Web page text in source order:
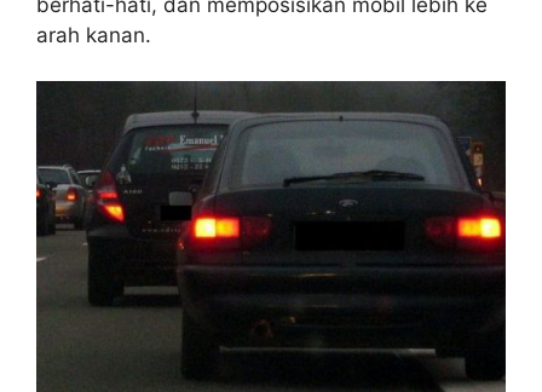
arah kanan.